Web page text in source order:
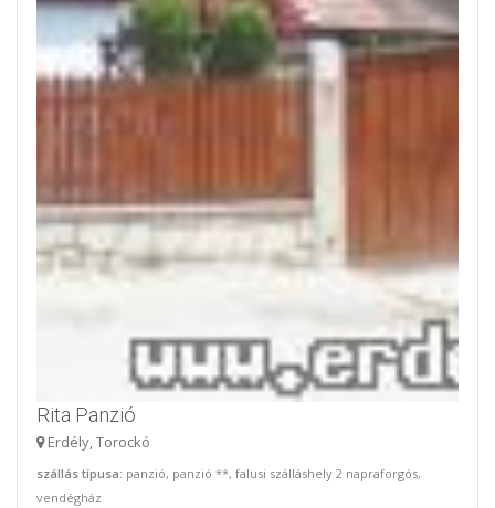
Rita Panzió
Erdély, Torockó
szállás típusa: panzió, panzió **, falusi szálláshely 2 napraforgós,
vendégház